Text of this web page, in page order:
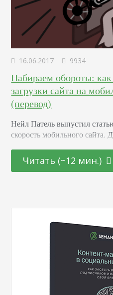
16.06.2017 9934
Набираем обороты: как
загрузки сайта на
(перевод)
Нейл Патель выпустил
скорость мобильного сайта.
7 секунд, демонстрируя
год Walmart сократил время
изображений. Увеличение
Читать (~12 мин.)